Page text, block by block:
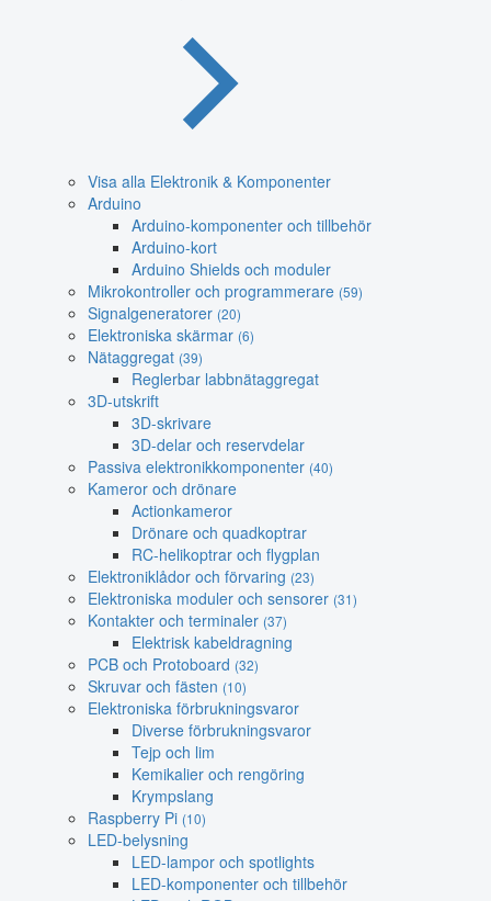
Visa alla Elektronik & Komponenter
Arduino
Arduino-komponenter och tillbehör
Arduino-kort
Arduino Shields och moduler
Mikrokontroller och programmerare (59)
Signalgeneratorer (20)
Elektroniska skärmar (6)
Nätaggregat (39)
Reglerbar labbnätaggregat
3D-utskrift
3D-skrivare
3D-delar och reservdelar
Passiva elektronikkomponenter (40)
Kameror och drönare
Actionkameror
Drönare och quadkoptrar
RC-helikoptrar och flygplan
Elektroniklådor och förvaring (23)
Elektroniska moduler och sensorer (31)
Kontakter och terminaler (37)
Elektrisk kabeldragning
PCB och Protoboard (32)
Skruvar och fästen (10)
Elektroniska förbrukningsvaror
Diverse förbrukningsvaror
Tejp och lim
Kemikalier och rengöring
Krympslang
Raspberry Pi (10)
LED-belysning
LED-lampor och spotlights
LED-komponenter och tillbehör